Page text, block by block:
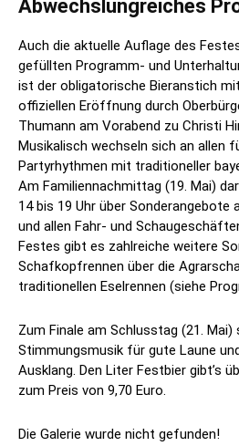
Abwechslungreiches
Auch die aktuelle Auflage des
gefüllten Programm- und
ist der obligatorische Bieranstich
offiziellen Eröffnung durch
Thumann am Vorabend zu Christi
Musikalisch wechseln sich an allen
Partyrhythmen mit traditioneller
Am Familiennachmittag (19. Mai)
14 bis 19 Uhr über Sonderangebote
und allen Fahr- und
Festes gibt es zahlreiche weitere
Schafkopfrennen über die
traditionellen Eselrennen (siehe
Zum Finale am Schlusstag (21. Mai)
Stimmungsmusik für gute Laune
Ausklang. Den Liter Festbier gibt’s
zum Preis von 9,70 Euro.
Die Galerie wurde nicht gefunden!